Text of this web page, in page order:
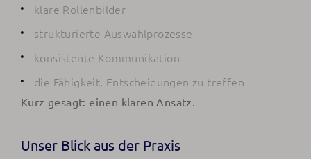
klare Rollenbilder
strukturierte Auswahlprozesse
konsistente Kommunikation
die Fähigkeit, Entscheidungen zu treffen
Kurz gesagt: einen klaren Ansatz.
Unser Blick aus der Praxis